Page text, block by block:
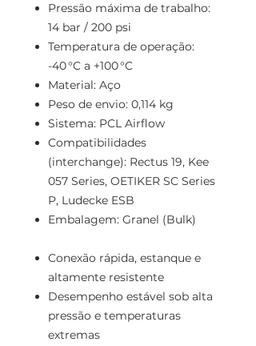
Pressão máxima de trabalho:
14 bar / 200 psi
Temperatura de operação:
-40 °C a +100 °C
Material: Aço
Peso de envio: 0,114 kg
Sistema: PCL Airflow
Compatibilidades
(interchange): Rectus 19, Kee
057 Series, OETIKER SC Series
P, Ludecke ESB
Embalagem: Granel (Bulk)
Conexão rápida, estanque e
altamente resistente
Desempenho estável sob alta
pressão e temperaturas
extremas